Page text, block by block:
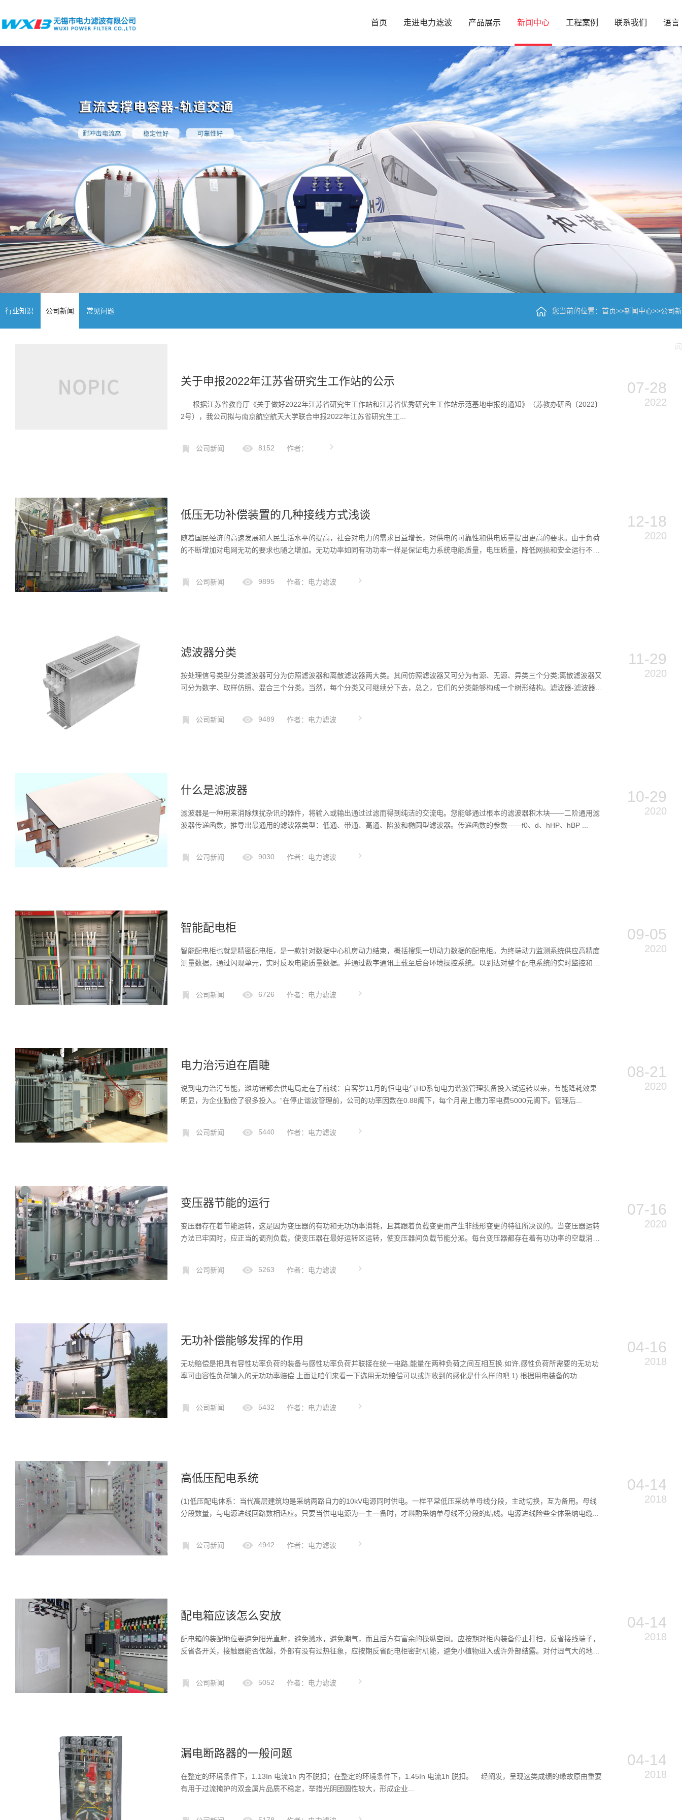
首页 走进电力滤波 产品展示 新闻中心 工程案例 联系我们 语言
您当前的位置： 首页>>新闻中心>>公司新
闻
行业知识 公司新闻 常见问题
关于申报2022年江苏省研究生工作站的公示
根据江苏省教育厅《关于做好2022年江苏省研究生工作站和江苏省优秀研究生工作站示范基地申报的通知》（苏教办研函〔2022〕
2号），我公司拟与南京航空航天大学联合申报2022年江苏省研究生工...
公司新闻 8152 作者：
07-28
2022
低压无功补偿装置的几种接线方式浅谈
随着国民经济的高速发展和人民生活水平的提高，社会对电力的需求日益增长，对供电的可靠性和供电质量提出更高的要求。由于负荷
的不断增加对电网无功的要求也随之增加。无功功率如同有功功率一样是保证电力系统电能质量，电压质量，降低网损和安全运行不可
公司新闻 9895 作者：电力滤波
12-18
2020
滤波器分类
按处理信号类型分类滤波器可分为仿照滤波器和离散滤波器两大类。其间仿照滤波器又可分为有源、无源、异类三个分类;离散滤波器又
可分为数字、取样仿照、混合三个分类。当然，每个分类又可继续分下去，总之，它们的分类能够构成一个树形结构。滤波器-滤波器
公司新闻 9489 作者：电力滤波
11-29
2020
什么是滤波器
滤波器是一种用来消除烦扰杂讯的器件，将输入或输出通过过滤而得到纯洁的交流电。您能够通过根本的滤波器积木块——二阶通用滤
波器传递函数，推导出最通用的滤波器类型：低通、带通、高通、陷波和椭圆型滤波器。传递函数的参数——f0、d、hHP、hBP ...
公司新闻 9030 作者：电力滤波
10-29
2020
智能配电柜
智能配电柜也就是精密配电柜，是一款针对数据中心机房动力结束，概括搜集一切动力数据的配电柜。为终端动力监测系统供应高精度
测量数据，通过闪现单元，实时反映电能质量数据。并通过数字通讯上载至后台环境操控系统。以到达对整个配电系统的实时监控和工
公司新闻 6726 作者：电力滤波
09-05
2020
电力治污迫在眉睫
说到电力治污节能，潍坊诸都会供电局走在了前线：自客岁11月的恒电电气HD系旬电力谐波管理装备投入试运转以来，节能降耗效果
明显，为企业勤俭了很多投入。“在停止谐波管理前，公司的功率因数在0.88阁下，每个月需上缴力率电费5000元阁下。管理后...
公司新闻 5440 作者：电力滤波
08-21
2020
变压器节能的运行
变压器存在着节能运转，这是因为变压器的有功和无功功率消耗，且其跟着负载变更而产生非线形变更的特征所决议的。当变压器运转
方法已牢固时，应正当的调剂负载，使变压器在最好运转区运转，使变压器间负载节能分派。每台变压器都存在着有功功率的空载消耗
公司新闻 5263 作者：电力滤波
07-16
2020
无功补偿能够发挥的作用
无功赔偿是把具有容性功率负荷的装备与感性功率负荷并联接在统一电路,能量在两种负荷之间互相互换.如许,感性负荷所需要的无功功
率可由容性负荷输入的无功功率赔偿.上面让咱们来看一下选用无功赔偿可以或许收到的感化是什么样的吧.1) 根据用电装备的功...
公司新闻 5432 作者：电力滤波
04-16
2018
高低压配电系统
(1)低压配电体系：当代高层建筑均是采纳两路自力的10kV电源同时供电。一样平常低压采纳单母线分段，主动切换，互为备用。母线
分段数量，与电源进线回路数相适应。只要当供电电源为一主一备时，才斟酌采纳单母线不分段的结线。电源进线险些全体采纳电缆...
公司新闻 4942 作者：电力滤波
04-14
2018
配电箱应该怎么安放
配电箱的装配地位要避免阳光直射，避免溅水，避免潮气，而且后方有富余的操纵空间。应按期对柜内装备停止打扫，反省接线端子，
反省各开关，接触器能否优越，外部有没有过热征象，应按期反省配电柜密封机能，避免小植物进入或许外部结露。对付湿气大的地域
公司新闻 5052 作者：电力滤波
04-14
2018
漏电断路器的一般问题
在整定的环境条件下，1.13In 电流1h 内不脱扣；在整定的环境条件下，1.45In 电流1h 脱扣。 经阐发，呈现这类成绩的缘故原由重要
有用于过流掩护的双金属片品质不稳定，举措光阴团圆性较大，形成企业...
04-14
2018